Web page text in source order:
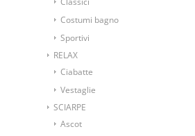
Costumi bagno
Sportivi
RELAX
Ciabatte
Vestaglie
SCIARPE
Ascot